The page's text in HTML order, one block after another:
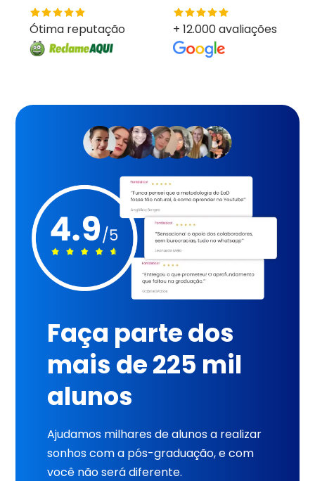
Ótima reputação + 12.000 avaliações
Faça parte dos
mais de 225 mil
alunos
Ajudamos milhares de alunos a realizar
sonhos com a pós-graduação, e com
você não será diferente.